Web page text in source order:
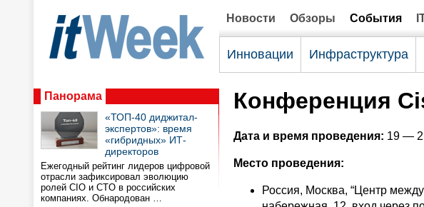
Новости Обзоры События
Инновации Инфраструктура
Панорама
«ТОП-40 диджитал-
экспертов»: время
«гибридных» ИТ-
директоров
Ежегодный рейтинг лидеров цифровой
отрасли зафиксировал эволюцию
ролей CIO и CTO в российских
компаниях. Обнародован …
Конференция
Дата и время проведения: 19 —
Место проведения:
Россия, Москва, “Центр